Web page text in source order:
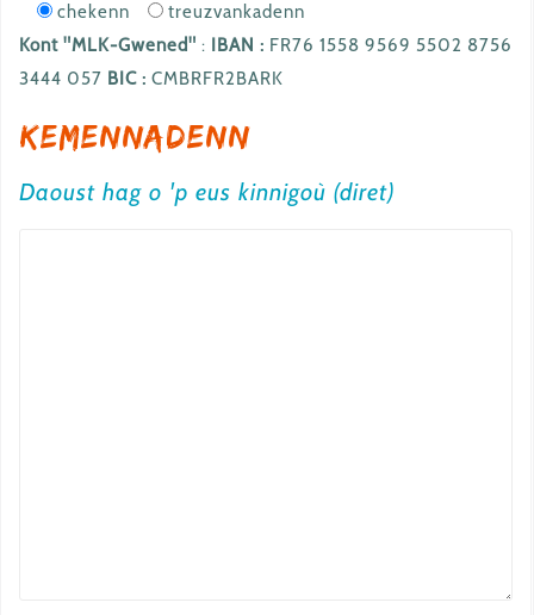
chekenn
treuzvankadenn
Kont "MLK-Gwened" : IBAN : FR76 1558 9569 5502 8756
3444 057 BIC : CMBRFR2BARK
Kemennadenn
Daoust hag o 'p eus kinnigoù (diret)